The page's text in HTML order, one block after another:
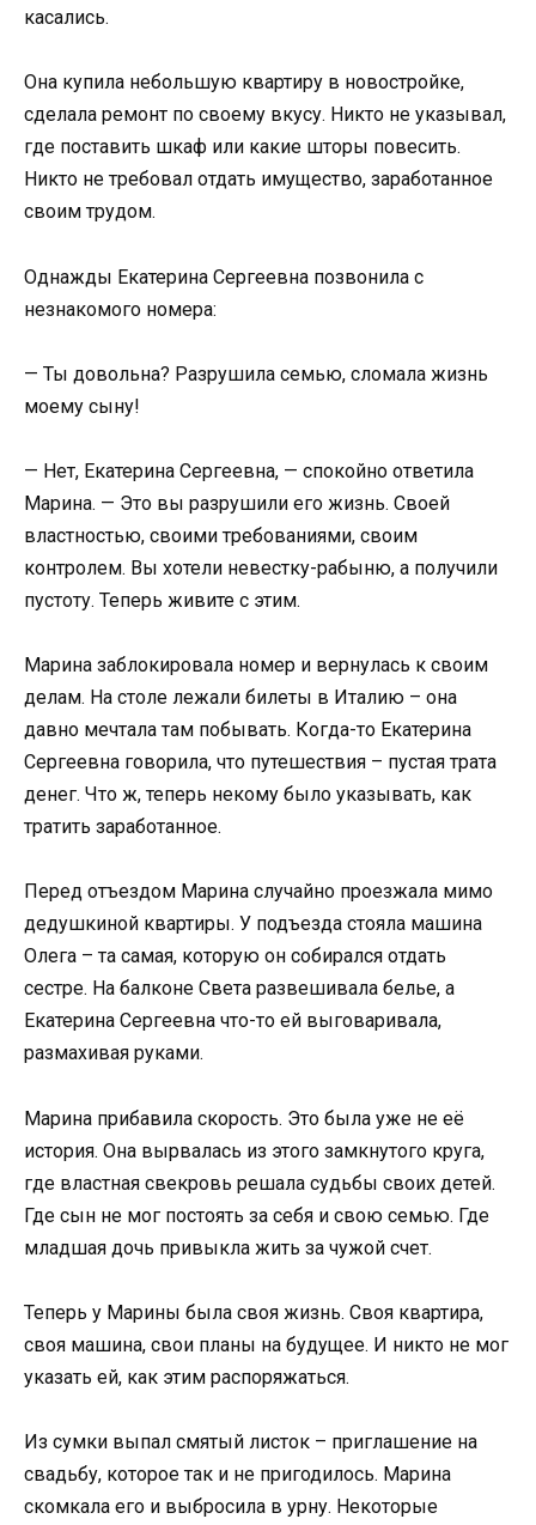
касались.
Она купила небольшую квартиру в новостройке,
сделала ремонт по своему вкусу. Никто не указывал,
где поставить шкаф или какие шторы повесить.
Никто не требовал отдать имущество, заработанное
своим трудом.
Однажды Екатерина Сергеевна позвонила с
незнакомого номера:
— Ты довольна? Разрушила семью, сломала жизнь
моему сыну!
— Нет, Екатерина Сергеевна, — спокойно ответила
Марина. — Это вы разрушили его жизнь. Своей
властностью, своими требованиями, своим
контролем. Вы хотели невестку-рабыню, а получили
пустоту. Теперь живите с этим.
Марина заблокировала номер и вернулась к своим
делам. На столе лежали билеты в Италию – она
давно мечтала там побывать. Когда-то Екатерина
Сергеевна говорила, что путешествия – пустая трата
денег. Что ж, теперь некому было указывать, как
тратить заработанное.
Перед отъездом Марина случайно проезжала мимо
дедушкиной квартиры. У подъезда стояла машина
Олега – та самая, которую он собирался отдать
сестре. На балконе Света развешивала белье, а
Екатерина Сергеевна что-то ей выговаривала,
размахивая руками.
Марина прибавила скорость. Это была уже не её
история. Она вырвалась из этого замкнутого круга,
где властная свекровь решала судьбы своих детей.
Где сын не мог постоять за себя и свою семью. Где
младшая дочь привыкла жить за чужой счет.
Теперь у Марины была своя жизнь. Своя квартира,
своя машина, свои планы на будущее. И никто не мог
указать ей, как этим распоряжаться.
Из сумки выпал смятый листок – приглашение на
свадьбу, которое так и не пригодилось. Марина
скомкала его и выбросила в урну. Некоторые